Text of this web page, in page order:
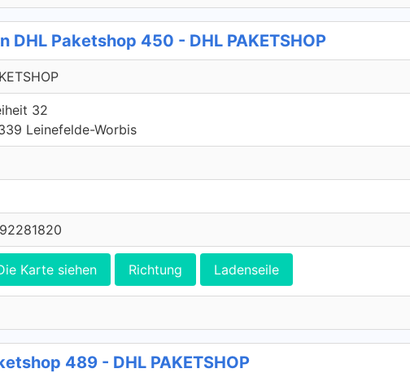
DHL Paketshop 450 - DHL PAKETSHOP
32
Leinefelde-Worbis
Karte siehen Richtung Ladenseile
489 - DHL PAKETSHOP